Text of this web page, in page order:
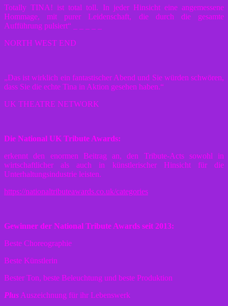
Totally TINA! ist total toll. In jeder Hinsicht eine angemessene
Hommage, mit purer Leidenschaft, die durch die gesamte
Aufführung pulsiert“ _ _ _ _ _
NORTH WEST END
„Das ist wirklich ein fantastischer Abend und Sie würden schwören,
dass Sie die echte Tina in Aktion gesehen haben.“
UK THEATRE NETWORK
Die National UK Tribute Awards:
erkennt den enormen Beitrag an, den Tribute-Acts sowohl in
wirtschaftlicher als auch in künstlerischer Hinsicht für die
Unterhaltungsindustrie leisten.
https://nationaltributeawards.co.uk/categories
Gewinner der National Tribute Awards seit 2013:
Beste Choreographie
Beste Künstlerin
Bester Ton, beste Beleuchtung und beste Produktion
Plus Auszeichnung für ihr Lebenswerk